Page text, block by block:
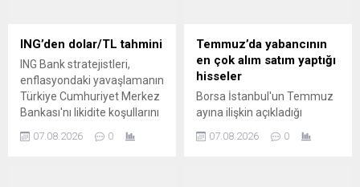
ING’den dolar/TL tahmini
ING Bank stratejistleri,
enflasyondaki yavaşlamanın
Türkiye Cumhuriyet Merkez
Bankası'nı likidite koşullarını
gevşetmeye yöneltmesi
durumunda Türk lirasının
07.08.2026 0
Temmuz’da yabancının
en çok alım satım yaptığı
hisseler
Borsa İstanbul'un Temmuz
ayına ilişkin açıkladığı
verilere göre yabancı
yatırımcıların en çok alım
07.08.2026 0